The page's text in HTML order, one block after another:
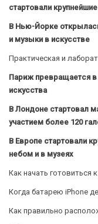
стартовали
В Нью-Йорке
и музыки в искусстве
Практическая и
Париж превращается
искусства
В Лондоне стартовал
участием более 120
В Европе стартовали
небом и в музеях
Как начать готовиться
Когда батарею iPhone
Как правильно